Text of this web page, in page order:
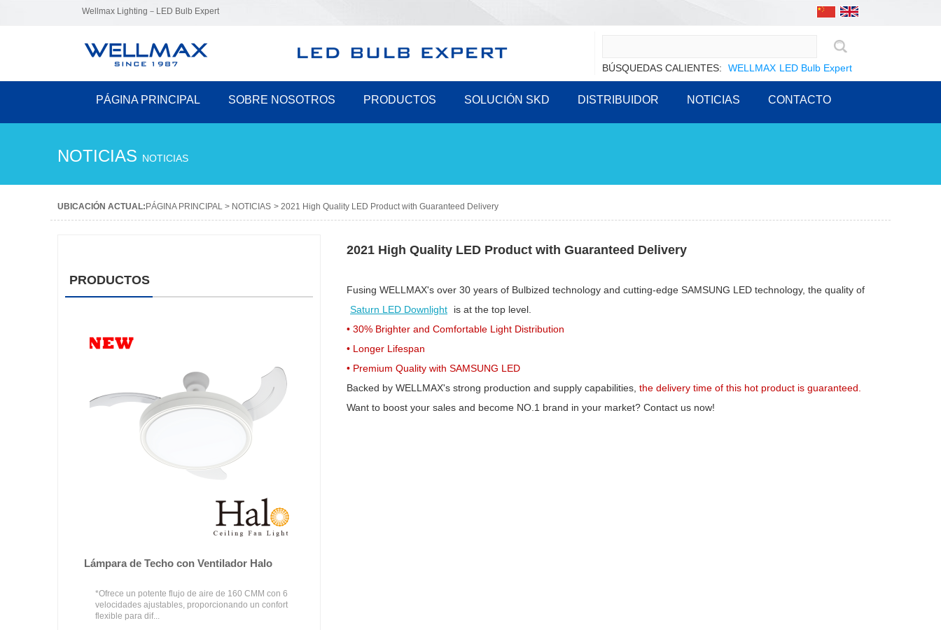
Wellmax Lighting－LED Bulb Expert
BÚSQUEDAS CALIENTES: WELLMAX LED Bulb Expert
PÁGINA PRINCIPAL SOBRE NOSOTROS PRODUCTOS SOLUCIÓN SKD DISTRIBUIDOR NOTICIAS CONTACTO
NOTICIAS NOTICIAS
UBICACIÓN ACTUAL: PÁGINA PRINCIPAL > NOTICIAS > 2021 High Quality LED Product with Guaranteed Delivery
PRODUCTOS
Lámpara de Techo con Ventilador Halo
*Ofrece un potente flujo de aire de 160 CMM con 6
velocidades ajustables, proporcionando un confort
flexible para dif...
2021 High Quality LED Product with Guaranteed Delivery
Fusing WELLMAX's over 30 years of Bulbized technology and cutting-edge SAMSUNG LED technology, the quality of
Saturn LED Downlight
is at the top level.
• 30% Brighter and Comfortable Light Distribution
• Longer Lifespan
• Premium Quality with SAMSUNG LED
Backed by WELLMAX's strong production and supply capabilities, the delivery time of this hot product is guaranteed.
Want to boost your sales and become NO.1 brand in your market? Contact us now!